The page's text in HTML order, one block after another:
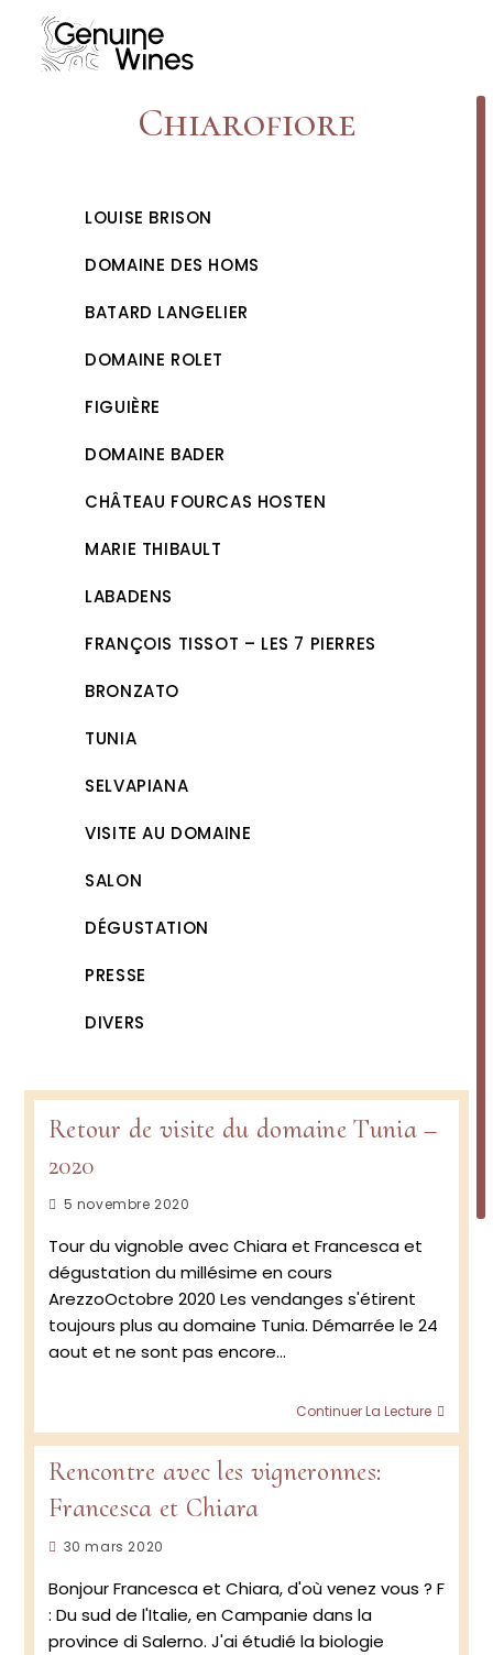
content
Chiarofiore
LOUISE BRISON
DOMAINE DES HOMS
BATARD LANGELIER
DOMAINE ROLET
FIGUIÈRE
DOMAINE BADER
CHÂTEAU FOURCAS HOSTEN
MARIE THIBAULT
LABADENS
FRANÇOIS TISSOT – LES 7 PIERRES
BRONZATO
TUNIA
SELVAPIANA
VISITE AU DOMAINE
SALON
DÉGUSTATION
PRESSE
DIVERS
Retour de visite du domaine Tunia –
2020
Publication
5 novembre 2020
Tour du vignoble avec Chiara et Francesca et
dégustation du millésime en cours
ArezzoOctobre 2020 Les vendanges s'étirent
toujours plus au domaine Tunia. Démarrée le 24
aout et ne sont pas encore…
Continuer La Lecture
de
visite
Rencontre avec les vigneronnes:
Francesca et Chiara
Publication
30 mars 2020
Bonjour Francesca et Chiara, d'où venez vous ? F
: Du sud de l'Italie, en Campanie dans la
province di Salerno. J'ai étudié la biologie